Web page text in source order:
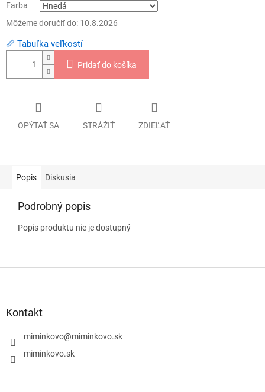
Farba
Môžeme doručiť do: 10.8.2026
📏 Tabuľka veľkostí
Pridať do košíka
OPÝTAŤ SA STRÁŽIŤ ZDIEĽAŤ
Popis Diskusia
Podrobný popis
Popis produktu nie je dostupný
Kontakt
miminkovo@miminkovo.sk
miminkovo.sk